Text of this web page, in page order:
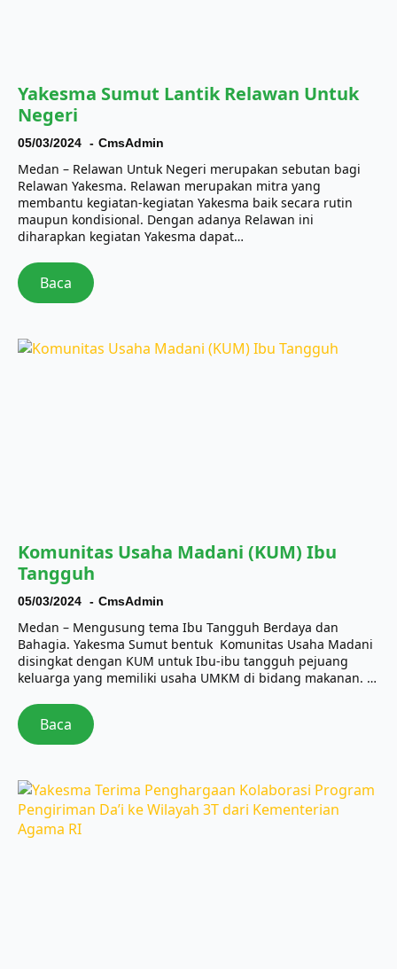
Yakesma Sumut Lantik Relawan Untuk
Negeri
05/03/2024 CmsAdmin
Medan – Relawan Untuk Negeri merupakan sebutan bagi
Relawan Yakesma. Relawan merupakan mitra yang
membantu kegiatan-kegiatan Yakesma baik secara rutin
maupun kondisional. Dengan adanya Relawan ini
diharapkan kegiatan Yakesma dapat…
Baca
Komunitas Usaha Madani (KUM) Ibu
Tangguh
05/03/2024 CmsAdmin
Medan – Mengusung tema Ibu Tangguh Berdaya dan
Bahagia. Yakesma Sumut bentuk Komunitas Usaha Madani
disingkat dengan KUM untuk Ibu-ibu tangguh pejuang
keluarga yang memiliki usaha UMKM di bidang makanan. …
Baca